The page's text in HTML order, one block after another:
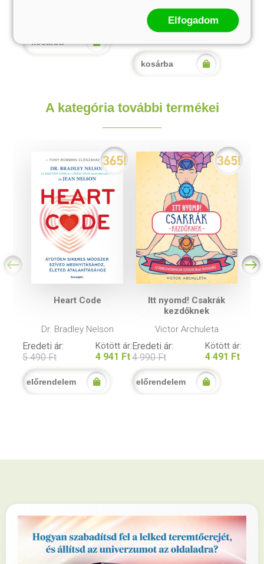
kosárba
Korábbi ár:
1 645 Ft
Eredeti ár:
3 290 Ft
Online ár:
kosárba
A kategória további termékei
Heart Code
Dr. Bradley Nelson
Eredeti ár:
5 490 Ft
Kötött ár:
4 941 Ft
előrendelem
Itt nyomd! Csakrák
kezdőknek
Victor Archuleta
Eredeti ár:
4 990 Ft
Kötött ár:
4 491 Ft
előrendelem
Elfogadom